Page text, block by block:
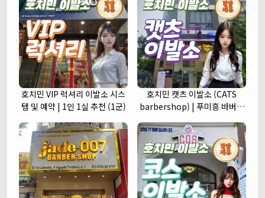
호치민 VIP 럭셔리 이발소 시스
템 및 예약 | 1인 1실 추천 (1군)
호치민 캣츠 이발소 (CATS
barbershop) | 푸미흥 바버샵